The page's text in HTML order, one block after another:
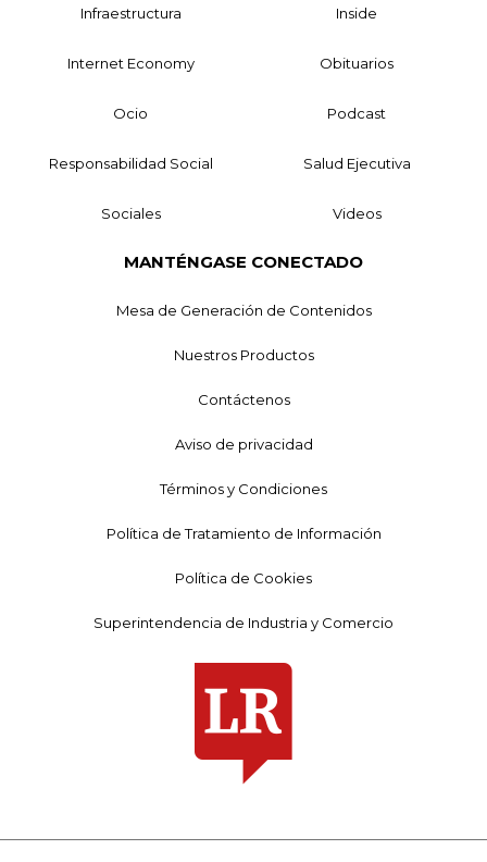
Infraestructura Inside
Internet Economy Obituarios
Ocio Podcast
Responsabilidad Social Salud Ejecutiva
Sociales Videos
MANTÉNGASE CONECTADO
Mesa de Generación de Contenidos
Nuestros Productos
Contáctenos
Aviso de privacidad
Términos y Condiciones
Política de Tratamiento de Información
Política de Cookies
Superintendencia de Industria y Comercio